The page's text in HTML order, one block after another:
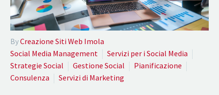
ByCreazione Siti Web Imola
Social Media Management
Servizi per i Social Media
Strategie Social
Gestione Social
Pianificazione
Consulenza
Servizi di Marketing